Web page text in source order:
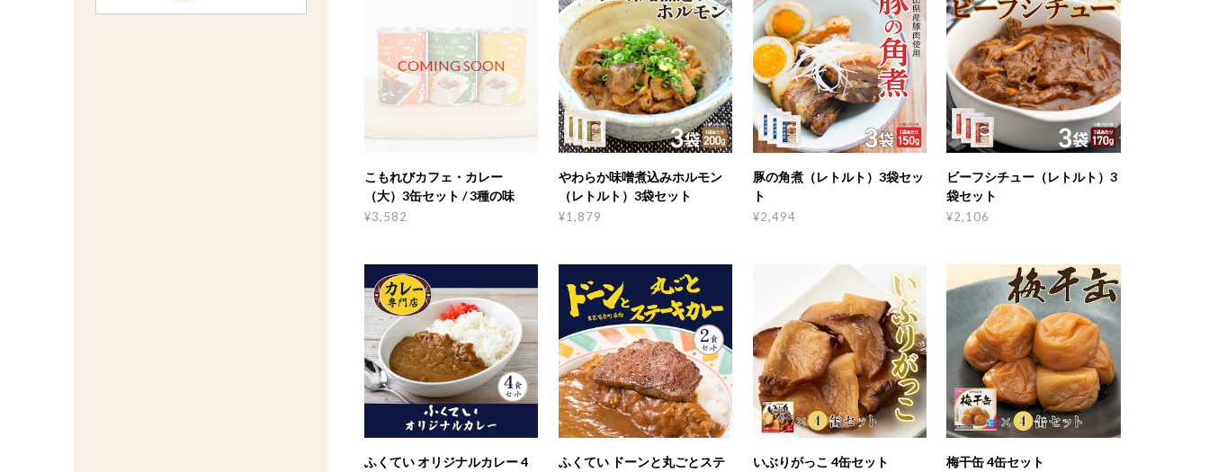
COMING SOON
こもれびカフェ・カレー
（大）3缶セット / 3種の味
¥3,582
やわらか味噌煮込みホルモン
（レトルト）3袋セット
¥1,879
豚の角煮（レトルト）3袋セッ
ト
¥2,494
ビーフシチュー（レトルト）3
袋セット
¥2,106
ふくてい オリジナルカレー 4
ふくてい ドーンと丸ごとステ
いぶりがっこ 4缶セット 梅干缶 4缶セット